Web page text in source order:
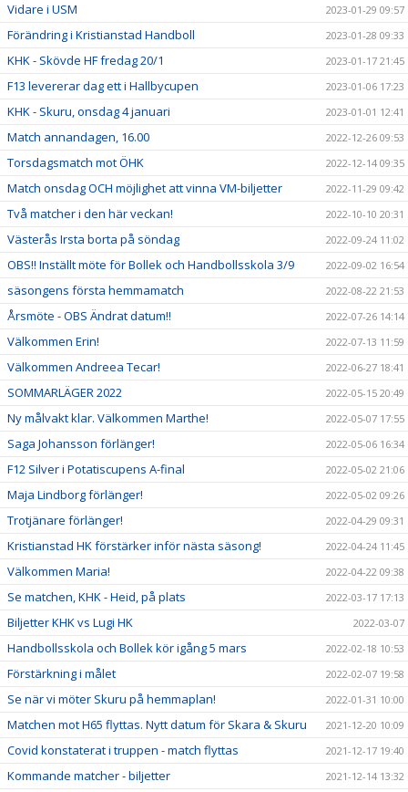
Vidare i USM 2023-01-29 09:57
Förändring i Kristianstad Handboll 2023-01-28 09:33
KHK - Skövde HF fredag 20/1 2023-01-17 21:45
F13 levererar dag ett i Hallbycupen 2023-01-06 17:23
KHK - Skuru, onsdag 4 januari 2023-01-01 12:41
Match annandagen, 16.00 2022-12-26 09:53
Torsdagsmatch mot ÖHK 2022-12-14 09:35
Match onsdag OCH möjlighet att vinna VM-biljetter 2022-11-29 09:42
Två matcher i den här veckan! 2022-10-10 20:31
Västerås Irsta borta på söndag 2022-09-24 11:02
OBS!! Inställt möte för Bollek och Handbollsskola 3/9 2022-09-02 16:54
säsongens första hemmamatch 2022-08-22 21:53
Årsmöte - OBS Ändrat datum!! 2022-07-26 14:14
Välkommen Erin! 2022-07-13 11:59
Välkommen Andreea Tecar! 2022-06-27 18:41
SOMMARLÄGER 2022 2022-05-15 20:49
Ny målvakt klar. Välkommen Marthe! 2022-05-07 17:55
Saga Johansson förlänger! 2022-05-06 16:34
F12 Silver i Potatiscupens A-final 2022-05-02 21:06
Maja Lindborg förlänger! 2022-05-02 09:26
Trotjänare förlänger! 2022-04-29 09:31
Kristianstad HK förstärker inför nästa säsong! 2022-04-24 11:45
Välkommen Maria! 2022-04-22 09:38
Se matchen, KHK - Heid, på plats 2022-03-17 17:13
Biljetter KHK vs Lugi HK 2022-03-07
Handbollsskola och Bollek kör igång 5 mars 2022-02-18 10:53
Förstärkning i målet 2022-02-07 19:58
Se när vi möter Skuru på hemmaplan! 2022-01-31 10:00
Matchen mot H65 flyttas. Nytt datum för Skara & Skuru 2021-12-20 10:09
Covid konstaterat i truppen - match flyttas 2021-12-17 19:40
Kommande matcher - biljetter 2021-12-14 13:32